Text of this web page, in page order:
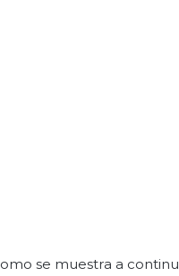
se muestra a